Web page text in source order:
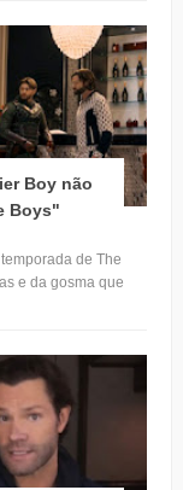
Boy não
Boys"
de The
e da gosma que